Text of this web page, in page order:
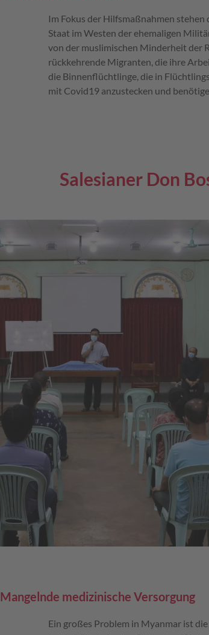
Im Fokus der Hilfsmaßnahmen
Staat im Westen der ehemaligen
von der muslimischen Minderheit der
rückkehrende Migranten, die ihre
die Binnenflüchtlinge, die in
mit Covid19 anzustecken und
Salesianer Don
Mangelnde medizinische Versorgung
Ein großes Problem in Myanmar ist